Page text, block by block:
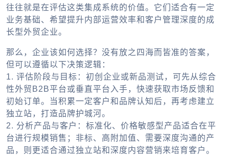
往往就是在评估这类集成系统的价值。它们适合有一定
业务基础、希望提升内部运营效率和客户管理深度的成
长型外贸企业。
那么，企业该如何选择？没有放之四海而皆准的答案，
但可以遵循以下决策逻辑：
1. 评估阶段与目标 ：初创企业或新品测试，可先从综合
性外贸B2B平台或垂直平台入手，快速获取市场反馈和
初始订单。当积累一定客户和品牌认知后，再考虑建立
独立站，打造品牌护城河。
2. 分析产品与客户 ：标准化、价格敏感型产品适合在平
台进行规模销售；非标、高附加值、需要深度沟通的产
品，则更适合通过独立站和深度内容营销来培育客户。